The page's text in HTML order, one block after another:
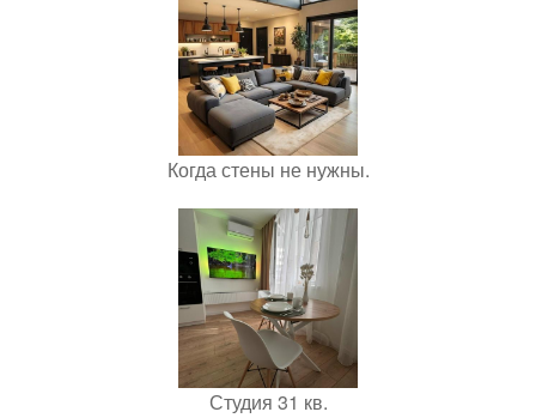
Когда стены не нужны.
Студия 31 кв.